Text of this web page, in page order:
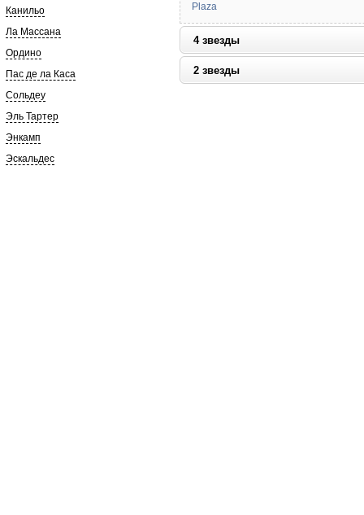
Канильо
Ла Массана
Ордино
Пас де ла Каса
Сольдеу
Эль Тартер
Энкамп
Эскальдес
Plaza
4 звезды
2 звезды